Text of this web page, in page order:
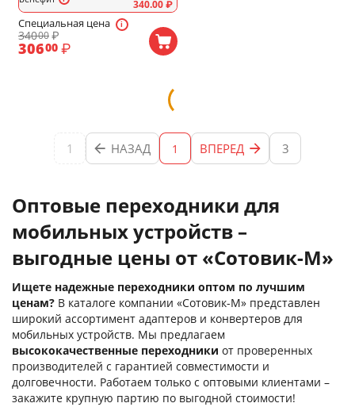
340.00₽
Специальная цена
34000 ₽
30600 ₽
1 НАЗАД 1 ВПЕРЕД 3
Оптовые переходники для
мобильных устройств –
выгодные цены от «Сотовик-М»
Ищете надежные переходники оптом по лучшим
ценам? В каталоге компании «Сотовик-М» представлен
широкий ассортимент адаптеров и конвертеров для
мобильных устройств. Мы предлагаем
высококачественные переходники от проверенных
производителей с гарантией совместимости и
долговечности. Работаем только с оптовыми клиентами –
закажите крупную партию по выгодной стоимости!